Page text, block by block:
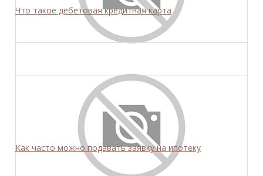
Что такое дебетовая кредитная карта
Как часто можно подавать заявку на ипотеку